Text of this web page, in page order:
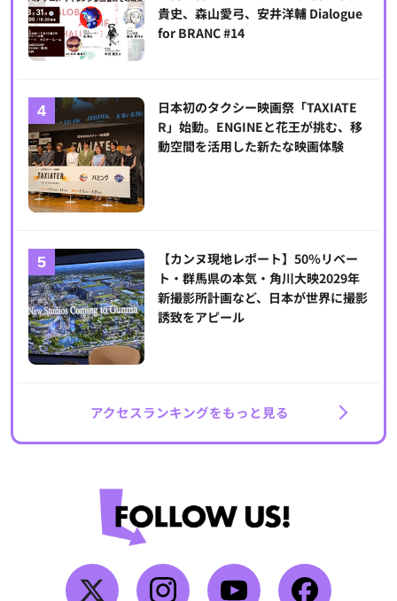
貴史、森山愛弓、安井洋輔 Dialogue
for BRANC #14
日本初のタクシー映画祭「TAXIATE
R」始動。ENGINEと花王が挑む、移
動空間を活用した新たな映画体験
【カンヌ現地レポート】50％リベー
ト・群馬県の本気・角川大映2029年
新撮影所計画など、日本が世界に撮影
誘致をアピール
アクセスランキングをもっと見る